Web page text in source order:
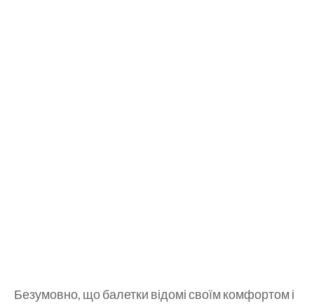
Безумовно, що балетки відомі своїм комфортом і